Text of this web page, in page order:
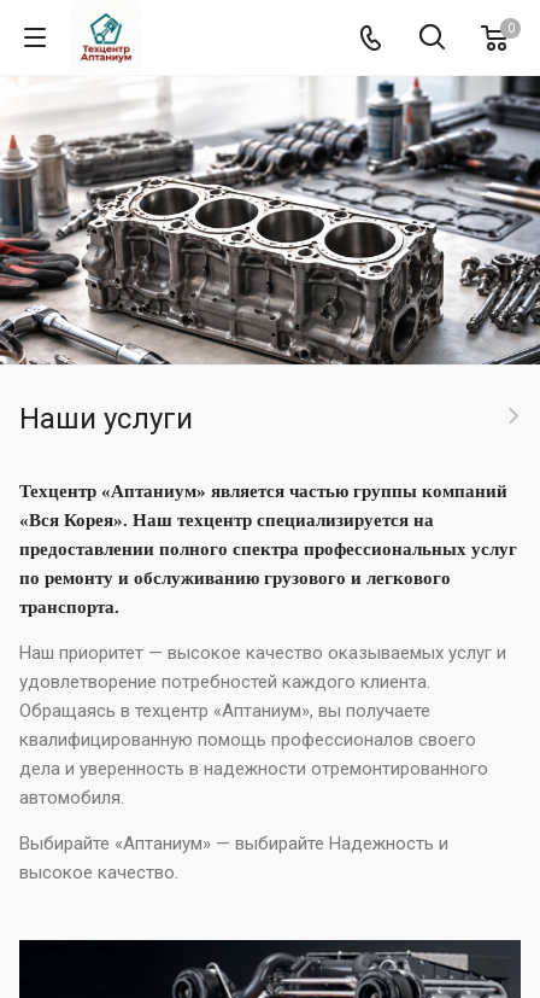
0
Наши услуги
Техцентр «Аптаниум» является частью группы компаний
«Вся Корея». Наш техцентр специализируется на
предоставлении полного спектра профессиональных услуг
по ремонту и обслуживанию грузового и легкового
транспорта.
Наш приоритет — высокое качество оказываемых услуг и
удовлетворение потребностей каждого клиента.
Обращаясь в техцентр «Аптаниум», вы получаете
квалифицированную помощь профессионалов своего
дела и уверенность в надежности отремонтированного
автомобиля.
Выбирайте «Аптаниум» — выбирайте Надежность и
высокое качество.